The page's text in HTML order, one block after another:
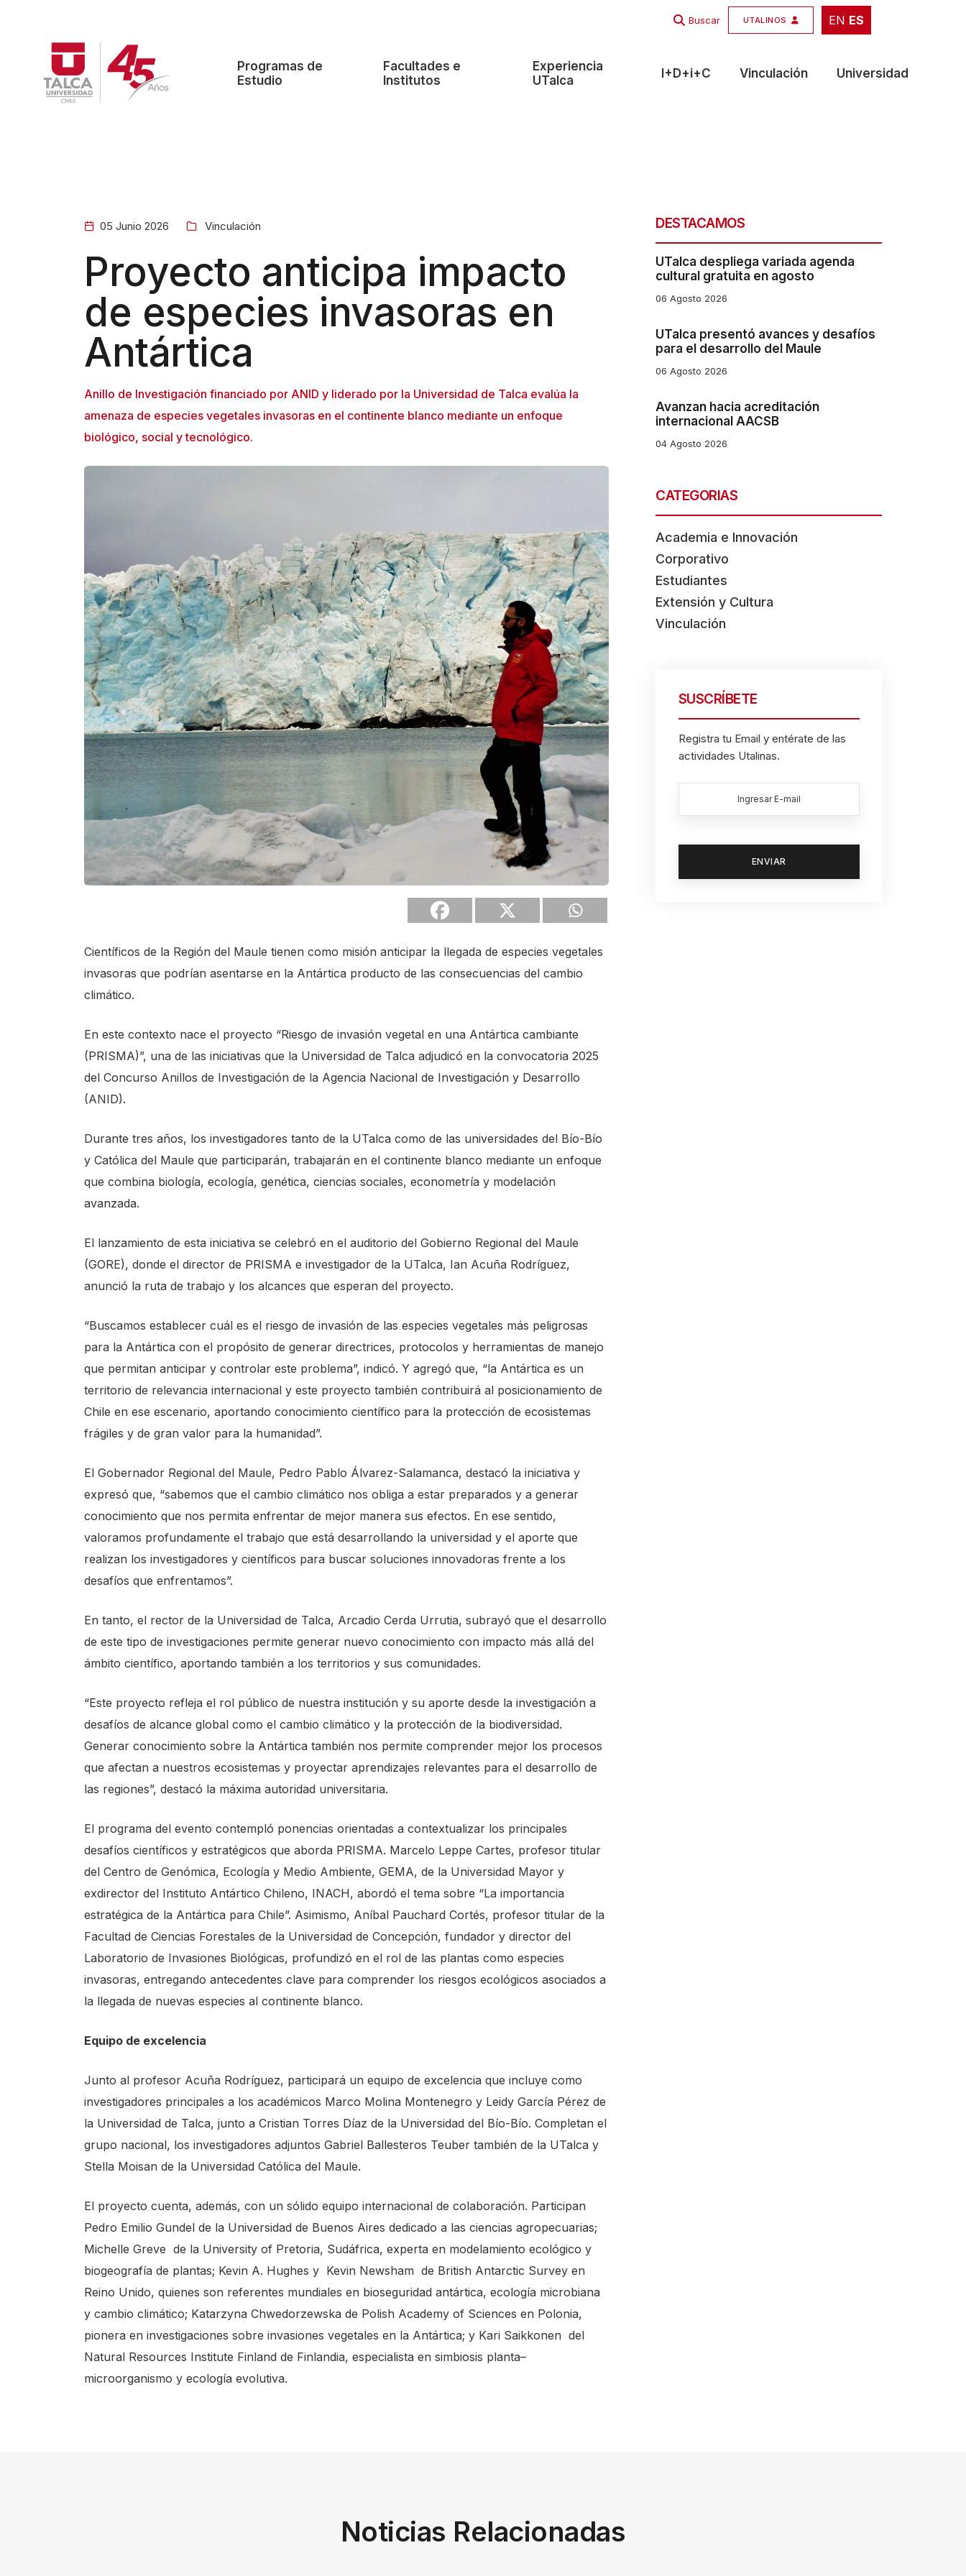
EN ES
Buscar UTALINOS EN ES
Programas de
Estudio
Facultades e
Institutos
Experiencia
UTalca
I+D+i+C Vinculación Universidad
05 Junio 2026 Vinculación
Proyecto anticipa impacto
de especies invasoras en
Antártica
Anillo de Investigación financiado por ANID y liderado por la Universidad de Talca evalúa la
amenaza de especies vegetales invasoras en el continente blanco mediante un enfoque
biológico, social y tecnológico.
Científicos de la Región del Maule tienen como misión anticipar la llegada de especies vegetales
invasoras que podrían asentarse en la Antártica producto de las consecuencias del cambio
climático.
En este contexto nace el proyecto “Riesgo de invasión vegetal en una Antártica cambiante
(PRISMA)”, una de las iniciativas que la Universidad de Talca adjudicó en la convocatoria 2025
del Concurso Anillos de Investigación de la Agencia Nacional de Investigación y Desarrollo
(ANID).
Durante tres años, los investigadores tanto de la UTalca como de las universidades del Bío-Bío
y Católica del Maule que participarán, trabajarán en el continente blanco mediante un enfoque
que combina biología, ecología, genética, ciencias sociales, econometría y modelación
avanzada.
El lanzamiento de esta iniciativa se celebró en el auditorio del Gobierno Regional del Maule
(GORE), donde el director de PRISMA e investigador de la UTalca, Ian Acuña Rodríguez,
anunció la ruta de trabajo y los alcances que esperan del proyecto.
“Buscamos establecer cuál es el riesgo de invasión de las especies vegetales más peligrosas
para la Antártica con el propósito de generar directrices, protocolos y herramientas de manejo
que permitan anticipar y controlar este problema”, indicó. Y agregó que, “la Antártica es un
territorio de relevancia internacional y este proyecto también contribuirá al posicionamiento de
Chile en ese escenario, aportando conocimiento científico para la protección de ecosistemas
frágiles y de gran valor para la humanidad”.
El Gobernador Regional del Maule, Pedro Pablo Álvarez-Salamanca, destacó la iniciativa y
expresó que, “sabemos que el cambio climático nos obliga a estar preparados y a generar
conocimiento que nos permita enfrentar de mejor manera sus efectos. En ese sentido,
valoramos profundamente el trabajo que está desarrollando la universidad y el aporte que
realizan los investigadores y científicos para buscar soluciones innovadoras frente a los
desafíos que enfrentamos”.
En tanto, el rector de la Universidad de Talca, Arcadio Cerda Urrutia, subrayó que el desarrollo
de este tipo de investigaciones permite generar nuevo conocimiento con impacto más allá del
ámbito científico, aportando también a los territorios y sus comunidades.
“Este proyecto refleja el rol público de nuestra institución y su aporte desde la investigación a
desafíos de alcance global como el cambio climático y la protección de la biodiversidad.
Generar conocimiento sobre la Antártica también nos permite comprender mejor los procesos
que afectan a nuestros ecosistemas y proyectar aprendizajes relevantes para el desarrollo de
las regiones”, destacó la máxima autoridad universitaria.
El programa del evento contempló ponencias orientadas a contextualizar los principales
desafíos científicos y estratégicos que aborda PRISMA. Marcelo Leppe Cartes, profesor titular
del Centro de Genómica, Ecología y Medio Ambiente, GEMA, de la Universidad Mayor y
exdirector del Instituto Antártico Chileno, INACH, abordó el tema sobre “La importancia
estratégica de la Antártica para Chile”. Asimismo, Aníbal Pauchard Cortés, profesor titular de la
Facultad de Ciencias Forestales de la Universidad de Concepción, fundador y director del
Laboratorio de Invasiones Biológicas, profundizó en el rol de las plantas como especies
invasoras, entregando antecedentes clave para comprender los riesgos ecológicos asociados a
la llegada de nuevas especies al continente blanco.
Equipo de excelencia
Junto al profesor Acuña Rodríguez, participará un equipo de excelencia que incluye como
investigadores principales a los académicos Marco Molina Montenegro y Leidy García Pérez de
la Universidad de Talca, junto a Cristian Torres Díaz de la Universidad del Bío-Bío. Completan el
grupo nacional, los investigadores adjuntos Gabriel Ballesteros Teuber también de la UTalca y
Stella Moisan de la Universidad Católica del Maule.
El proyecto cuenta, además, con un sólido equipo internacional de colaboración. Participan
Pedro Emilio Gundel de la Universidad de Buenos Aires dedicado a las ciencias agropecuarias;
Michelle Greve de la University of Pretoria, Sudáfrica, experta en modelamiento ecológico y
biogeografía de plantas; Kevin A. Hughes y Kevin Newsham de British Antarctic Survey en
Reino Unido, quienes son referentes mundiales en bioseguridad antártica, ecología microbiana
y cambio climático; Katarzyna Chwedorzewska de Polish Academy of Sciences en Polonia,
pionera en investigaciones sobre invasiones vegetales en la Antártica; y Kari Saikkonen del
Natural Resources Institute Finland de Finlandia, especialista en simbiosis planta–
microorganismo y ecología evolutiva.
DESTACAMOS
UTalca despliega variada agenda
cultural gratuita en agosto
06 Agosto 2026
UTalca presentó avances y desafíos
para el desarrollo del Maule
06 Agosto 2026
Avanzan hacia acreditación
internacional AACSB
04 Agosto 2026
CATEGORIAS
Academia e Innovación
Corporativo
Estudiantes
Extensión y Cultura
Vinculación
SUSCRÍBETE
Registra tu Email y entérate de las
actividades Utalinas.
Noticias Relacionadas